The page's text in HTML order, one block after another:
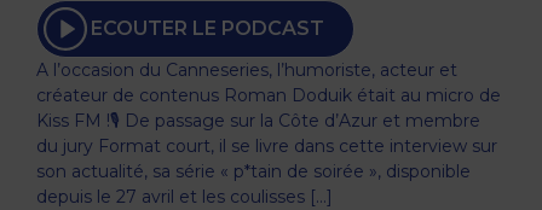
ECOUTER LE PODCAST
A l’occasion du Canneseries, l’humoriste, acteur et
créateur de contenus Roman Doduik était au micro de
Kiss FM !🎙️ De passage sur la Côte d’Azur et membre
du jury Format court, il se livre dans cette interview sur
son actualité, sa série « p*tain de soirée », disponible
depuis le 27 avril et les coulisses […]